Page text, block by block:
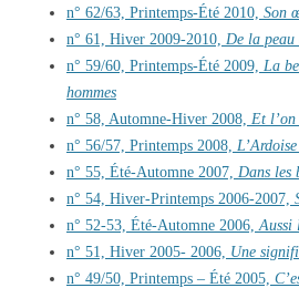
n° 62/63, Printemps-Été 2010, Son
n° 61, Hiver 2009-2010, De la peau
n° 59/60, Printemps-Été 2009, La
hommes
n° 58, Automne-Hiver 2008, Et l’on
n° 56/57, Printemps 2008,
n° 55, Été-Automne 2007, Dans les
n° 54, Hiver-Printemps 2006-2007,
n° 52-53, Été-Automne 2006, Aussi
n° 51, Hiver 2005- 2006, Une
n° 49/50, Printemps – Été 2005,